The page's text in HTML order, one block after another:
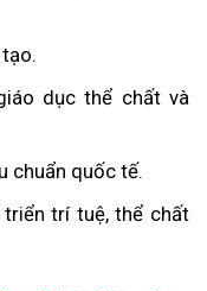
dục thể chất và
chuẩn quốc tế.
trí tuệ, thể chất